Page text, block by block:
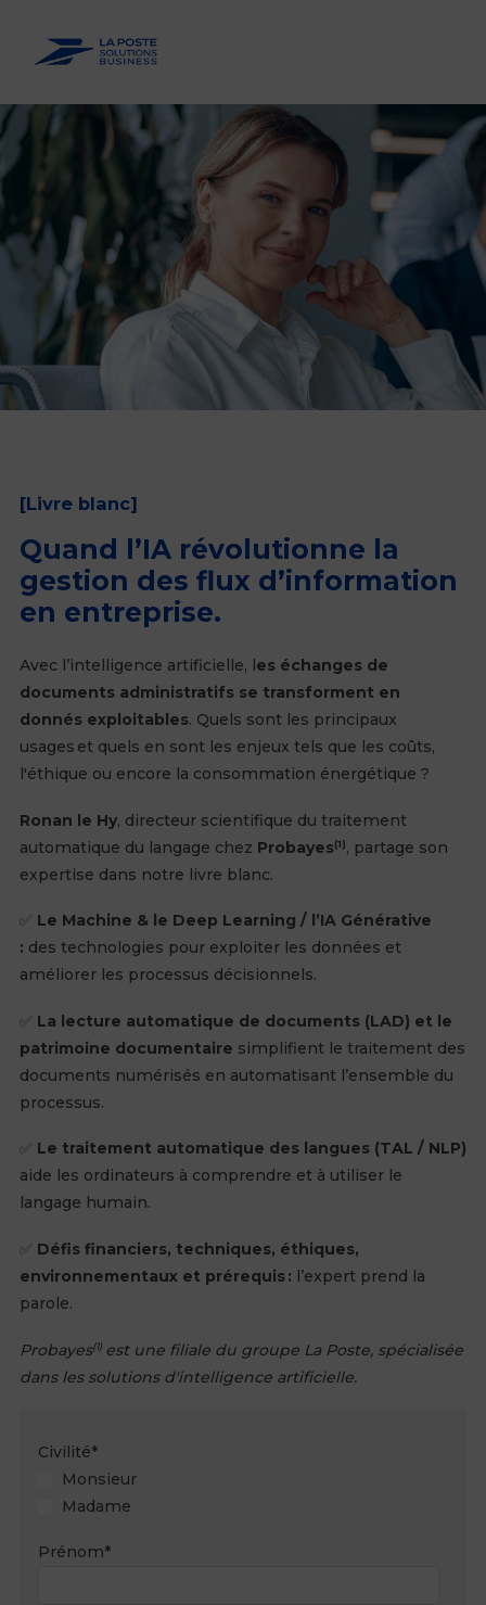
[Livre blanc]
Quand l’IA révolutionne la
gestion des flux d’information
en entreprise.
Avec l’intelligence artificielle, les échanges de
documents administratifs se transforment en
donnés exploitables. Quels sont les principaux
usages et quels en sont les enjeux tels que les coûts,
l'éthique ou encore la consommation énergétique ?
Ronan le Hy, directeur scientifique du traitement
automatique du langage chez Probayes(1), partage son
expertise dans notre livre blanc.
✅ Le Machine & le Deep Learning / l’IA Générative
: des technologies pour exploiter les données et
améliorer les processus décisionnels.
✅ La lecture automatique de documents (LAD) et le
patrimoine documentaire simplifient le traitement des
documents numérisés en automatisant l’ensemble du
processus.
✅ Le traitement automatique des langues (TAL / NLP)
aide les ordinateurs à comprendre et à utiliser le
langage humain.
✅ Défis financiers, techniques, éthiques,
environnementaux et prérequis : l’expert prend la
parole.
Probayes(1) est une filiale du groupe La Poste, spécialisée
dans les solutions d'intelligence artificielle.
Civilité*
Monsieur
Madame
Prénom*